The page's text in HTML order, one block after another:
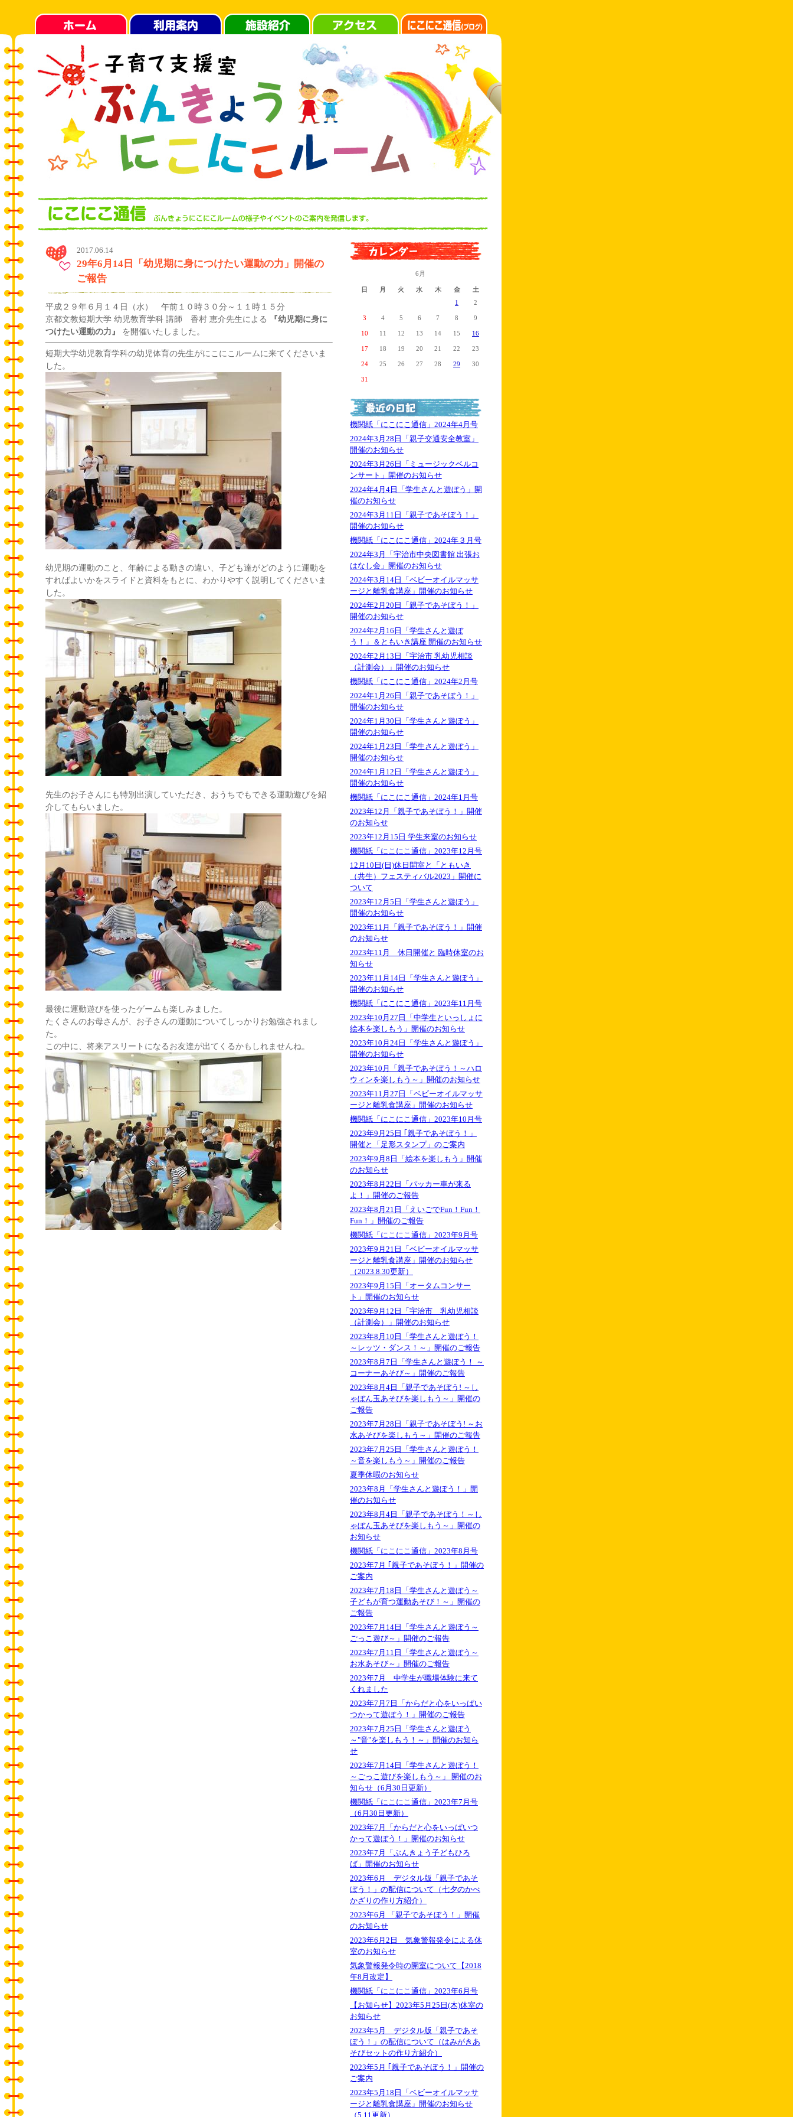
2017.06.14
29年6月14日「幼児期に身につけたい運動の力」開催の
ご報告
平成２９年６月１４日（水） 午前１０時３０分～１１時１５分
京都文教短期大学 幼児教育学科 講師 香村 恵介先生による
『幼児期に身に
つけたい運動の力』 を開催いたしました。
短期大学幼児教育学科の幼児体育の先生がにこにこルームに来てくださいま
した。
幼児期の運動のこと、年齢による動きの違い、子ども達がどのように運動を
すればよいかをスライドと資料をもとに、わかりやすく説明してくださいま
した。
先生のお子さんにも特別出演していただき、おうちでもできる運動遊びを紹
介してもらいました。
最後に運動遊びを使ったゲームも楽しみました。
たくさんのお母さんが、お子さんの運動についてしっかりお勉強されまし
た。
この中に、将来アスリートになるお友達が出てくるかもしれませんね。
6月
日 月 火 水 木 金
土
1
2
3 4 5 6 7 8 9
10 11 12 13 14 15 16
17 18 19 20 21 22 23
24 25 26 27 28 29 30
31
機関紙「にこにこ通信」2024年4月号
2024年3月28日「親子交通安全教室」
開催のお知らせ
2024年3月26日「ミュージックベルコ
ンサート」開催のお知らせ
2024年4月4日「学生さんと遊ぼう」開
催のお知らせ
2024年3月11日「親子であそぼう！」
開催のお知らせ
機関紙「にこにこ通信」2024年３月号
2024年3月「宇治市中央図書館 出張お
はなし会」開催のお知らせ
2024年3月14日「ベビーオイルマッサ
ージと離乳食講座」開催のお知らせ
2024年2月20日「親子であそぼう！」
開催のお知らせ
2024年2月16日「学生さんと遊ぼ
う！」＆ともいき講座 開催のお知らせ
2024年2月13日「宇治市 乳幼児相談
（計測会）」開催のお知らせ
機関紙「にこにこ通信」2024年2月号
2024年1月26日「親子であそぼう！」
開催のお知らせ
2024年1月30日「学生さんと遊ぼう」
開催のお知らせ
2024年1月23日「学生さんと遊ぼう」
開催のお知らせ
2024年1月12日「学生さんと遊ぼう」
開催のお知らせ
機関紙「にこにこ通信」2024年1月号
2023年12月「親子であそぼう！」開催
のお知らせ
2023年12月15日 学生来室のお知らせ
機関紙「にこにこ通信」2023年12月号
12月10日(日)休日開室と「ともいき
（共生）フェスティバル2023」開催に
ついて
2023年12月5日「学生さんと遊ぼう」
開催のお知らせ
2023年11月「親子であそぼう！」開催
のお知らせ
2023年11月 休日開催と 臨時休室のお
知らせ
2023年11月14日「学生さんと遊ぼう」
開催のお知らせ
機関紙「にこにこ通信」2023年11月号
2023年10月27日「中学生といっしょに
絵本を楽しもう」開催のお知らせ
2023年10月24日「学生さんと遊ぼう」
開催のお知らせ
2023年10月「親子であそぼう！～ハロ
ウィンを楽しもう～」開催のお知らせ
2023年11月27日「ベビーオイルマッサ
ージと離乳食講座」開催のお知らせ
機関紙「にこにこ通信」2023年10月号
2023年9月25日 ｢親子であそぼう！」
開催と「足形スタンプ」のご案内
2023年9月8日「絵本を楽しもう」開催
のお知らせ
2023年8月22日「パッカー車が来る
よ！」開催のご報告
2023年8月21日「えいごでFun！Fun！
Fun！」開催のご報告
機関紙「にこにこ通信」2023年9月号
2023年9月21日「ベビーオイルマッサ
ージと離乳食講座」開催のお知らせ
（2023.8.30更新）
2023年9月15日「オータムコンサー
ト」開催のお知らせ
2023年9月12日「宇治市 乳幼児相談
（計測会）」開催のお知らせ
2023年8月10日「学生さんと遊ぼう！
～レッツ・ダンス！～」開催のご報告
2023年8月7日「学生さんと遊ぼう！ ～
コーナーあそび～」開催のご報告
2023年8月4日「親子であそぼう! ～し
ゃぼん玉あそびを楽しもう～」開催の
ご報告
2023年7月28日「親子であそぼう! ～お
水あそびを楽しもう～」開催のご報告
2023年7月25日「学生さんと遊ぼう！
～音を楽しもう～」開催のご報告
夏季休暇のお知らせ
2023年8月「学生さんと遊ぼう！」開
催のお知らせ
2023年8月4日「親子であそぼう！～し
ゃぼん玉あそびを楽しもう～」開催の
お知らせ
機関紙「にこにこ通信」2023年8月号
2023年7月 ｢親子であそぼう！」開催の
ご案内
2023年7月18日「学生さんと遊ぼう～
子どもが育つ運動あそび！～」開催の
ご報告
2023年7月14日「学生さんと遊ぼう～
ごっこ遊び～」開催のご報告
2023年7月11日「学生さんと遊ぼう～
お水あそび～」開催のご報告
2023年7月 中学生が職場体験に来て
くれました
2023年7月7日「からだと心をいっぱい
つかって遊ぼう！」開催のご報告
2023年7月25日「学生さんと遊ぼう
～"音"を楽しもう！～」開催のお知ら
せ
2023年7月14日「学生さんと遊ぼう！
～ごっこ遊びを楽しもう～」 開催のお
知らせ（6月30日更新）
機関紙「にこにこ通信」2023年7月号
（6月30日更新）
2023年7月「からだと心をいっぱいつ
かって遊ぼう！」開催のお知らせ
2023年7月「ぶんきょう子どもひろ
ば」開催のお知らせ
2023年6月 デジタル版「親子であそ
ぼう！」の配信について（七夕のかべ
かざりの作り方紹介）
2023年6月 「親子であそぼう！」開催
のお知らせ
2023年6月2日 気象警報発令による休
室のお知らせ
気象警報発令時の開室について【2018
年8月改定】
機関紙「にこにこ通信」2023年6月号
【お知らせ】2023年5月25日(木)休室の
お知らせ
2023年5月 デジタル版「親子であそ
ぼう！」の配信について（はみがきあ
そびセットの作り方紹介）
2023年5月 ｢親子であそぼう！」開催の
ご案内
2023年5月18日「ベビーオイルマッサ
ージと離乳食講座」開催のお知らせ
（5.11更新）